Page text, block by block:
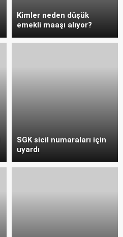
Kimler neden düşük
emekli maaşı alıyor?
SGK sicil numaraları için
uyardı